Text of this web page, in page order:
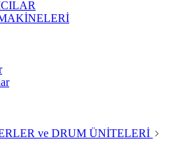
ve DRUM ÜNİTELERİ